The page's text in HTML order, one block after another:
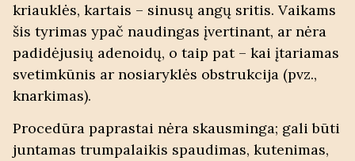
kriauklės, kartais – sinusų angų sritis. Vaikams
šis tyrimas ypač naudingas įvertinant, ar nėra
padidėjusių adenoidų, o taip pat – kai įtariamas
svetimkūnis ar nosiaryklės obstrukcija (pvz.,
knarkimas).
Procedūra paprastai nėra skausminga; gali būti
juntamas trumpalaikis spaudimas, kutenimas,